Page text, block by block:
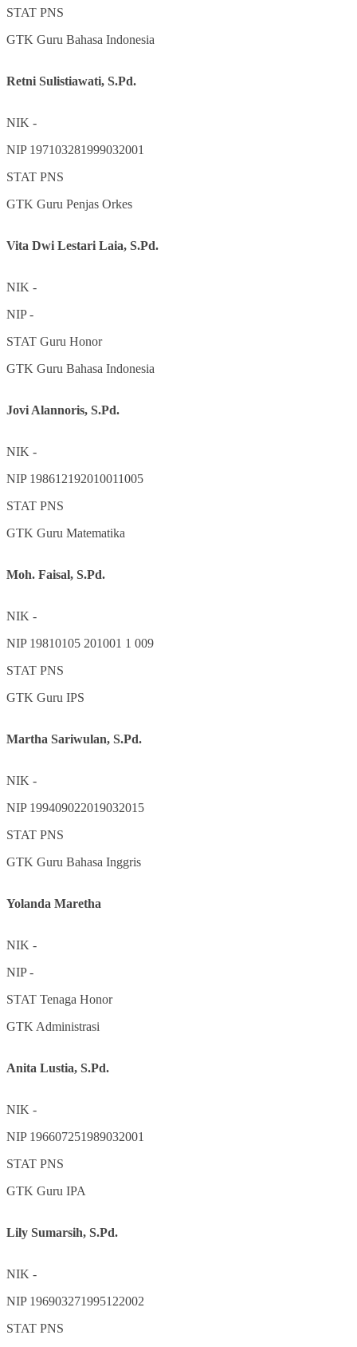
STAT PNS
GTK Guru Bahasa Indonesia
Retni Sulistiawati, S.Pd.
NIK -
NIP 197103281999032001
STAT PNS
GTK Guru Penjas Orkes
Vita Dwi Lestari Laia, S.Pd.
NIK -
NIP-
STAT Guru Honor
GTK Guru Bahasa Indonesia
Jovi Alannoris, S.Pd.
NIK -
NIP 198612192010011005
STAT PNS
GTK Guru Matematika
Moh. Faisal, S.Pd.
NIK -
NIP 19810105 201001 1 009
STAT PNS
GTK Guru IPS
Martha Sariwulan, S.Pd.
NIK -
NIP 199409022019032015
STAT PNS
GTK Guru Bahasa Inggris
Yolanda Maretha
NIK -
NIP-
STAT Tenaga Honor
GTK Administrasi
Anita Lustia, S.Pd.
NIK -
NIP 196607251989032001
STAT PNS
GTK Guru IPA
Lily Sumarsih, S.Pd.
NIK -
NIP 196903271995122002
STAT PNS